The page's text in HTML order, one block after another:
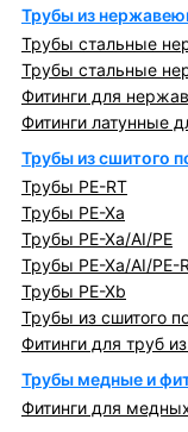
Трубы из
Трубы стальные
Трубы стальные
Фитинги для
Фитинги латунные
Трубы из сшитого
Трубы PE-RT
Трубы PE-Xa
Трубы PE-Xa/AI/PE
Трубы PE-Xa/AI/PE-
Трубы PE-Xb
Трубы из сшитого
Фитинги для труб
Трубы медные и
Фитинги для